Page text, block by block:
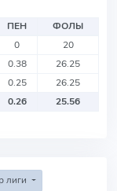
ПЕН
ФОЛЫ
0
20
0.38
26.25
0.25
26.25
0.26 25.56
лиги